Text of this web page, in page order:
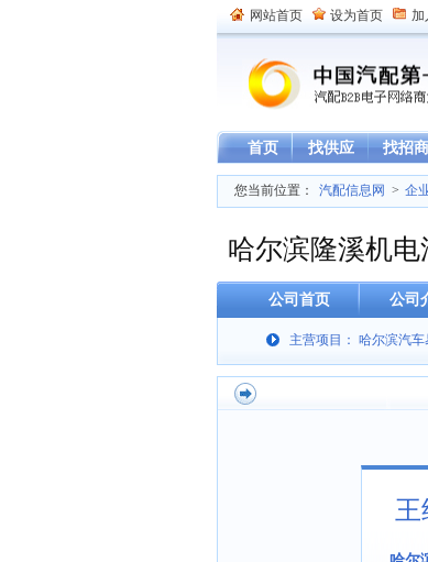
网站首页 设为首页 加
首页 找供应 找招商
您当前位置： 汽配信息网 > 企
哈尔滨隆溪机
公司首页 公司
主营项目： 哈尔滨汽
王